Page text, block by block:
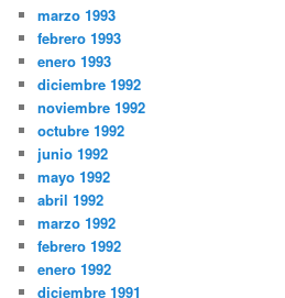
marzo 1993
febrero 1993
enero 1993
diciembre 1992
noviembre 1992
octubre 1992
junio 1992
mayo 1992
abril 1992
marzo 1992
febrero 1992
enero 1992
diciembre 1991